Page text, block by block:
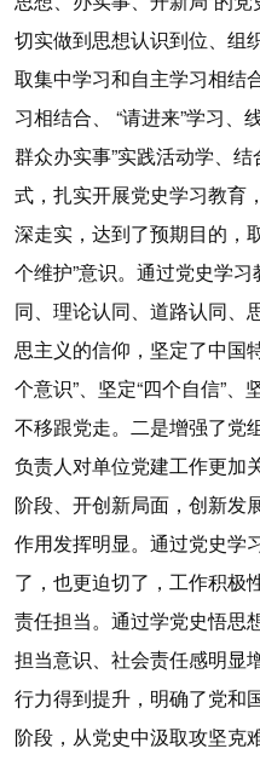
切实做到思想认识到位、组
取集中学习和自主学习相结
习相结合、 “请进来”学习、
群众办实事”实践活动学、
式，扎实开展党史学习教育
深走实，达到了预期目的，
个维护”意识。通过党史学
同、理论认同、道路认同、
思主义的信仰，坚定了中国
个意识”、坚定“四个自信”、
不移跟党走。二是增强了党
负责人对单位党建工作更加
阶段、开创新局面，创新发
作用发挥明显。通过党史学
了，也更迫切了，工作积极
责任担当。通过学党史悟思
担当意识、社会责任感明显
行力得到提升，明确了党和
阶段，从党史中汲取攻坚克